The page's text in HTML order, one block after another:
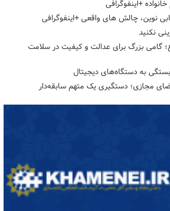
+اینفوگرافی
نوین، چالش های واقعی +اینفوگرافی
نکنید
گامی بزرگ برای عدالت و کیفیت در سلامت
به دستگاه‌های دیجیتال
مجازی؛ دستگیری یک متهم سابقه‌دار